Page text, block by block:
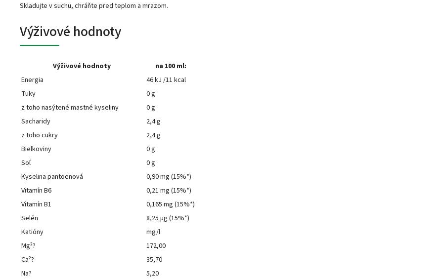
Skladujte v suchu, chráňte pred teplom a mrazom.
Výživové hodnoty
Výživové hodnoty
na 100 ml:
Energia
46 kJ /11 kcal
Tuky
0 g
z toho nasýtené mastné kyseliny
0 g
Sacharidy
2,4 g
z toho cukry
2,4 g
Bielkoviny
0 g
Soľ
0 g
Kyselina pantoenová
0,90 mg (15%*)
Vitamín B6
0,21 mg (15%*)
Vitamín B1
0,165 mg (15%*)
Selén
8,25 µg (15%*)
Katióny
mg/l
Mg²?
172,00
Ca²?
35,70
Na?
5,20